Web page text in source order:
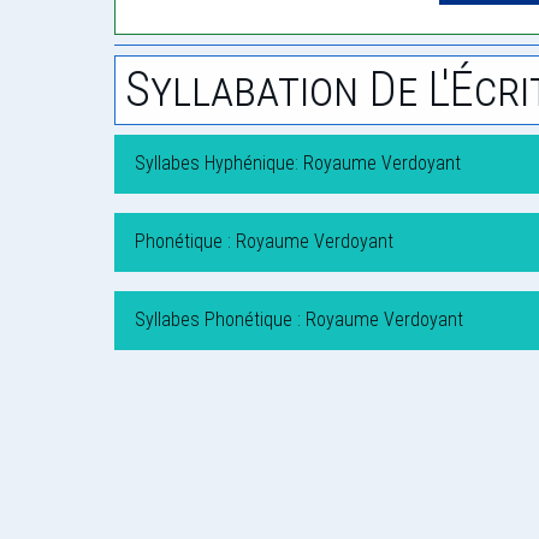
Syllabation De
Syllabes Hyphénique: Royaume Verdoyant
Phonétique : Royaume Verdoyant
Syllabes Phonétique : Royaume Verdoyant